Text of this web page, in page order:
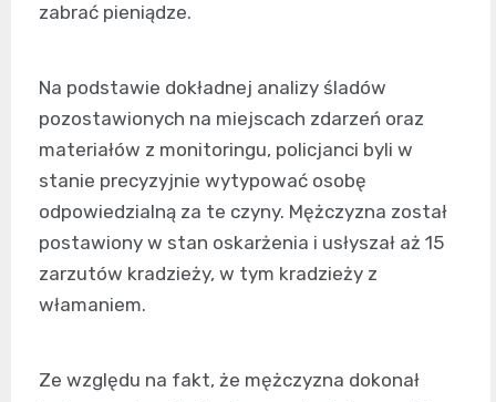
zabrać pieniądze.
Na podstawie dokładnej analizy śladów
pozostawionych na miejscach zdarzeń oraz
materiałów z monitoringu, policjanci byli w
stanie precyzyjnie wytypować osobę
odpowiedzialną za te czyny. Mężczyzna został
postawiony w stan oskarżenia i usłyszał aż 15
zarzutów kradzieży, w tym kradzieży z
włamaniem.
Ze względu na fakt, że mężczyzna dokonał